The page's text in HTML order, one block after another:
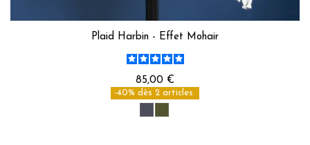
Plaid Harbin - Effet Mohair
85,00 €
-40% dès 2 articles